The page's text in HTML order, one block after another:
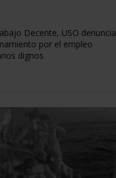
Decente, USO denuncia
por el empleo
dignos